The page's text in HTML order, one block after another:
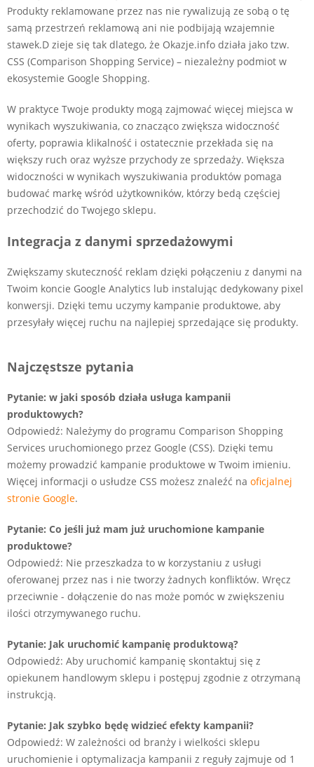
Produkty reklamowane przez nas nie rywalizują ze sobą o tę
samą przestrzeń reklamową ani nie podbijają wzajemnie
stawek.D zieje się tak dlatego, że Okazje.info działa jako tzw.
CSS (Comparison Shopping Service) – niezależny podmiot w
ekosystemie Google Shopping.
W praktyce Twoje produkty mogą zajmować więcej miejsca w
wynikach wyszukiwania, co znacząco zwiększa widoczność
oferty, poprawia klikalność i ostatecznie przekłada się na
większy ruch oraz wyższe przychody ze sprzedaży. Większa
widoczności w wynikach wyszukiwania produktów pomaga
budować markę wśród użytkowników, którzy bedą częściej
przechodzić do Twojego sklepu.
Integracja z danymi sprzedażowymi
Zwiększamy skuteczność reklam dzięki połączeniu z danymi na
Twoim koncie Google Analytics lub instalując dedykowany pixel
konwersji. Dzięki temu uczymy kampanie produktowe, aby
przesyłały więcej ruchu na najlepiej sprzedające się produkty.
Najczęstsze pytania
Pytanie: w jaki sposób działa usługa kampanii
produktowych?
Odpowiedź: Należymy do programu Comparison Shopping
Services uruchomionego przez Google (CSS). Dzięki temu
możemy prowadzić kampanie produktowe w Twoim imieniu.
Więcej informacji o usłudze CSS możesz znaleźć na oficjalnej
stronie Google.
Pytanie: Co jeśli już mam już uruchomione kampanie
produktowe?
Odpowiedź: Nie przeszkadza to w korzystaniu z usługi
oferowanej przez nas i nie tworzy żadnych konfliktów. Wręcz
przeciwnie - dołączenie do nas może pomóc w zwiększeniu
ilości otrzymywanego ruchu.
Pytanie: Jak uruchomić kampanię produktową?
Odpowiedź: Aby uruchomić kampanię skontaktuj się z
opiekunem handlowym sklepu i postępuj zgodnie z otrzymaną
instrukcją.
Pytanie: Jak szybko będę widzieć efekty kampanii?
Odpowiedź: W zależności od branży i wielkości sklepu
uruchomienie i optymalizacja kampanii z reguły zajmuje od 1